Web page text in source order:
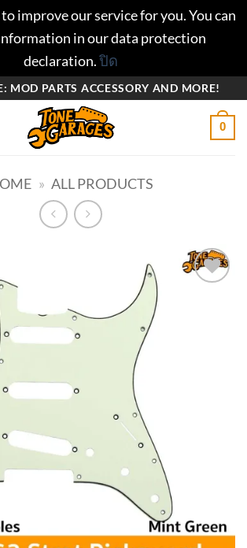
improve our service for you. You can
in our data protection
declaration.ปิด
MOD PARTS ACCESSORY AND MORE!
0
» ALL PRODUCTS